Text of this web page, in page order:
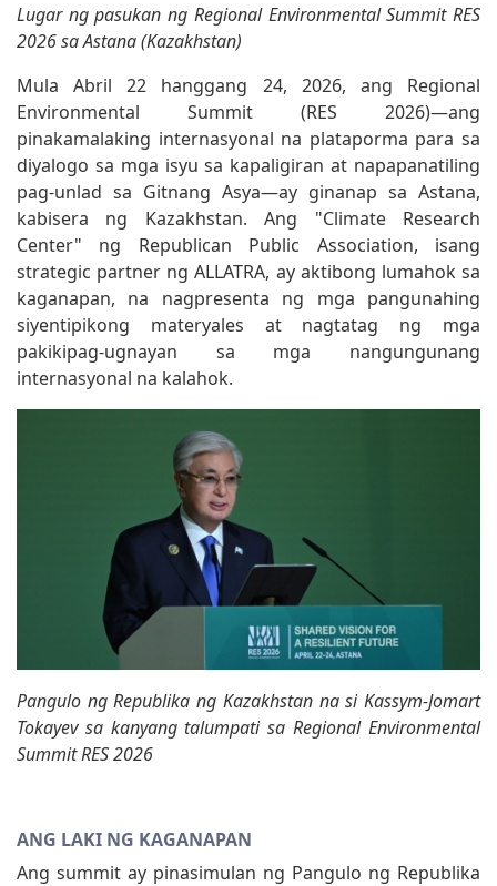
Lugar ng pasukan ng Regional Environmental Summit RES
2026 sa Astana (Kazakhstan)
Mula Abril 22 hanggang 24, 2026, ang Regional
Environmental Summit (RES 2026)—ang
pinakamalaking internasyonal na plataporma para sa
diyalogo sa mga isyu sa kapaligiran at napapanatiling
pag-unlad sa Gitnang Asya—ay ginanap sa Astana,
kabisera ng Kazakhstan. Ang "Climate Research
Center" ng Republican Public Association, isang
strategic partner ng ALLATRA, ay aktibong lumahok sa
kaganapan, na nagpresenta ng mga pangunahing
siyentipikong materyales at nagtatag ng mga
pakikipag-ugnayan sa mga nangungunang
internasyonal na kalahok.
Pangulo ng Republika ng Kazakhstan na si Kassym-Jomart
Tokayev sa kanyang talumpati sa Regional Environmental
Summit RES 2026
ANG LAKI NG KAGANAPAN
Ang summit ay pinasimulan ng Pangulo ng Republika